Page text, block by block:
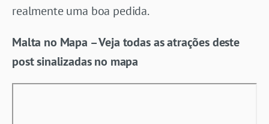
realmente uma boa pedida.
Malta no Mapa – Veja todas as atrações deste
post sinalizadas no mapa